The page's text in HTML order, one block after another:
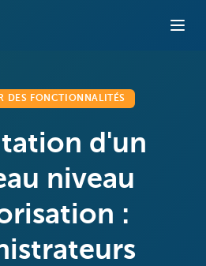
DES FONCTIONNALITÉS
d'un
niveau
: